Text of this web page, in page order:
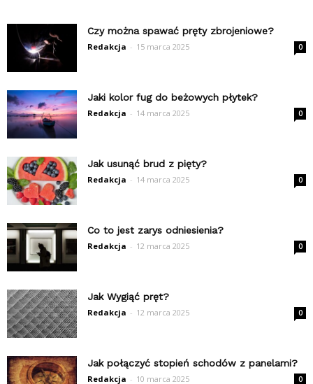
Czy można spawać pręty zbrojeniowe?
Redakcja - 15 marca 2025 0
Jaki kolor fug do beżowych płytek?
Redakcja - 14 marca 2025 0
Jak usunąć brud z pięty?
Redakcja - 14 marca 2025 0
Co to jest zarys odniesienia?
Redakcja - 12 marca 2025 0
Jak Wygiąć pręt?
Redakcja - 12 marca 2025 0
Jak połączyć stopień schodów z panelami?
Redakcja - 10 marca 2025 0